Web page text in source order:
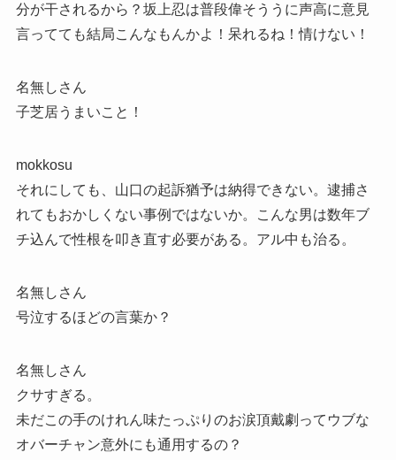
分が干されるから？坂上忍は普段偉そううに声高に意見
言ってても結局こんなもんかよ！呆れるね！情けない！
名無しさん
子芝居うまいこと！
mokkosu
それにしても、山口の起訴猶予は納得できない。逮捕さ
れてもおかしくない事例ではないか。こんな男は数年ブ
チ込んで性根を叩き直す必要がある。アル中も治る。
名無しさん
号泣するほどの言葉か？
名無しさん
クサすぎる。
未だこの手のけれん味たっぷりのお涙頂戴劇ってウブな
オバーチャン意外にも通用するの？